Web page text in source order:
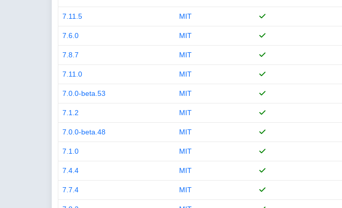
7.11.5 MIT
7.6.0 MIT
7.8.7 MIT
7.11.0 MIT
7.0.0-beta.53 MIT
7.1.2 MIT
7.0.0-beta.48 MIT
7.1.0 MIT
7.4.4 MIT
7.7.4 MIT